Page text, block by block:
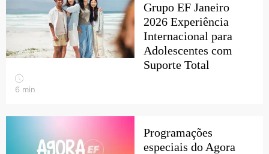
Grupo EF Janeiro
2026 Experiência
Internacional para
Adolescentes com
Suporte Total
6 min
Programações
especiais do Agora